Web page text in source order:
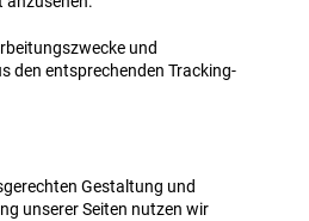
und
den entsprechenden Tracking-
Gestaltung und
unserer Seiten nutzen wir